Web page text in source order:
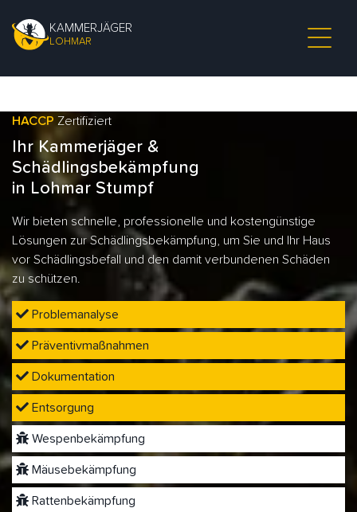
KAMMERJÄGER
LOHMAR
HACCP Zertifiziert
Ihr Kammerjäger &
Schädlingsbekämpfung
in Lohmar Stumpf
Wir bieten schnelle, professionelle und kostengünstige
Lösungen zur Schädlingsbekämpfung, um Sie und Ihr Haus
vor Schädlingsbefall und den damit verbundenen Schäden
zu schützen.
Problemanalyse
Präventivmaßnahmen
Dokumentation
Entsorgung
Wespenbekämpfung
Mäusebekämpfung
Rattenbekämpfung